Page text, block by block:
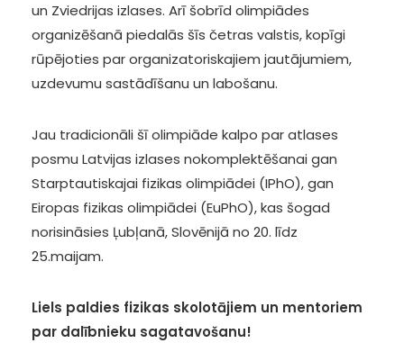
un Zviedrijas izlases. Arī šobrīd olimpiādes
organizēšanā piedalās šīs četras valstis, kopīgi
rūpējoties par organizatoriskajiem jautājumiem,
uzdevumu sastādīšanu un labošanu.
Jau tradicionāli šī olimpiāde kalpo par atlases
posmu Latvijas izlases nokomplektēšanai gan
Starptautiskajai fizikas olimpiādei (IPhO), gan
Eiropas fizikas olimpiādei (EuPhO), kas šogad
norisināsies Ļubļanā, Slovēnijā no 20. līdz
25.maijam.
Liels paldies fizikas skolotājiem un mentoriem
par dalībnieku sagatavošanu!